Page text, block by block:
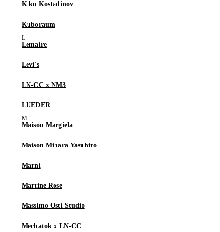
Kiko Kostadinov
Kuboraum
Lemaire
Levi's
LN-CC x NM3
LUEDER
Maison Margiela
Maison Mihara Yasuhiro
Marni
Martine Rose
Massimo Osti Studio
Mechatok x LN-CC